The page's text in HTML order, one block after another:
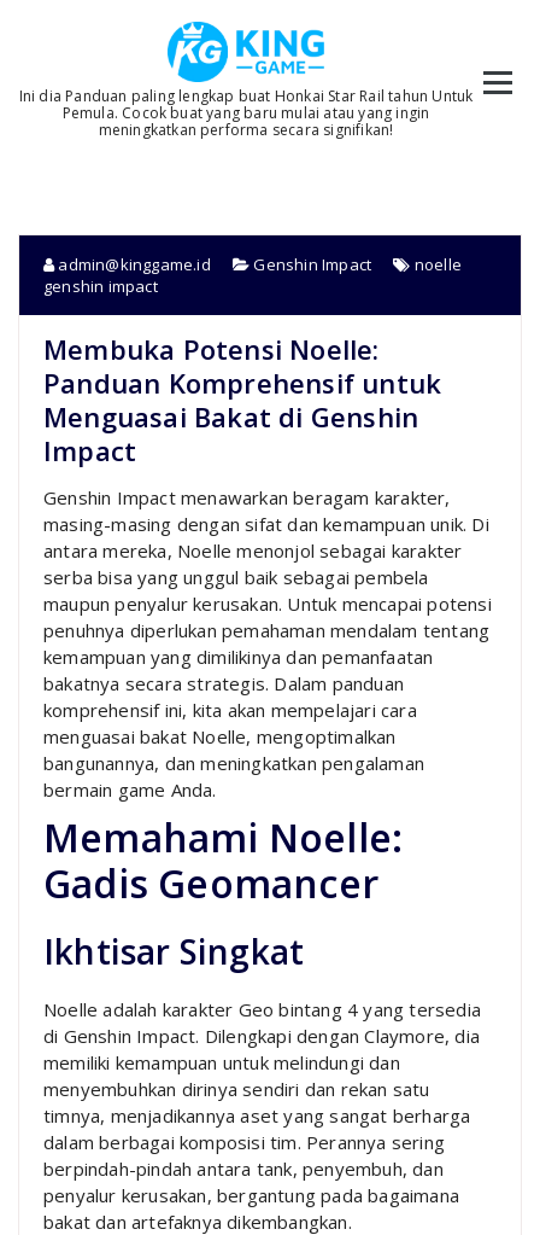
Ini dia Panduan paling lengkap buat Honkai Star Rail tahun Untuk
Pemula. Cocok buat yang baru mulai atau yang ingin
meningkatkan performa secara signifikan!
admin@kinggame.id Genshin Impact
noelle
genshin impact
Membuka Potensi Noelle:
Panduan Komprehensif untuk
Menguasai Bakat di Genshin
Impact
Genshin Impact menawarkan beragam karakter,
masing-masing dengan sifat dan kemampuan unik. Di
antara mereka, Noelle menonjol sebagai karakter
serba bisa yang unggul baik sebagai pembela
maupun penyalur kerusakan. Untuk mencapai potensi
penuhnya diperlukan pemahaman mendalam tentang
kemampuan yang dimilikinya dan pemanfaatan
bakatnya secara strategis. Dalam panduan
komprehensif ini, kita akan mempelajari cara
menguasai bakat Noelle, mengoptimalkan
bangunannya, dan meningkatkan pengalaman
bermain game Anda.
Memahami Noelle:
Gadis Geomancer
Ikhtisar Singkat
Noelle adalah karakter Geo bintang 4 yang tersedia
di Genshin Impact. Dilengkapi dengan Claymore, dia
memiliki kemampuan untuk melindungi dan
menyembuhkan dirinya sendiri dan rekan satu
timnya, menjadikannya aset yang sangat berharga
dalam berbagai komposisi tim. Perannya sering
berpindah-pindah antara tank, penyembuh, dan
penyalur kerusakan, bergantung pada bagaimana
bakat dan artefaknya dikembangkan.